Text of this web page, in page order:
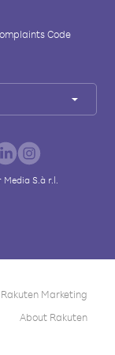
Code
S.à r.l.
Rakuten Marketing
About Rakuten